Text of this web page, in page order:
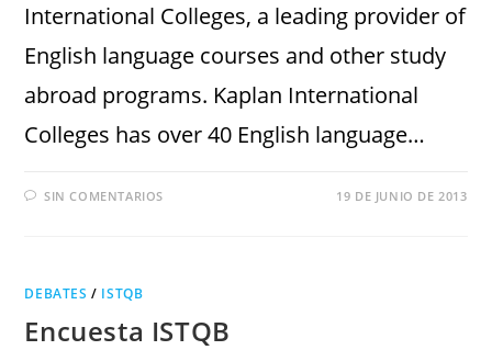
International Colleges, a leading provider of
English language courses and other study
abroad programs. Kaplan International
Colleges has over 40 English language…
SIN COMENTARIOS 19 DE JUNIO DE 2013
DEBATES / ISTQB
Encuesta ISTQB